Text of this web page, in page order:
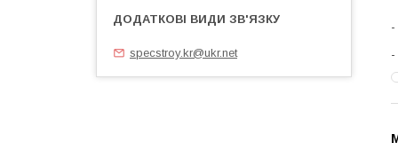
specstroy.kr@ukr.net